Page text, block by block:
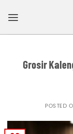
Grosir
POSTED